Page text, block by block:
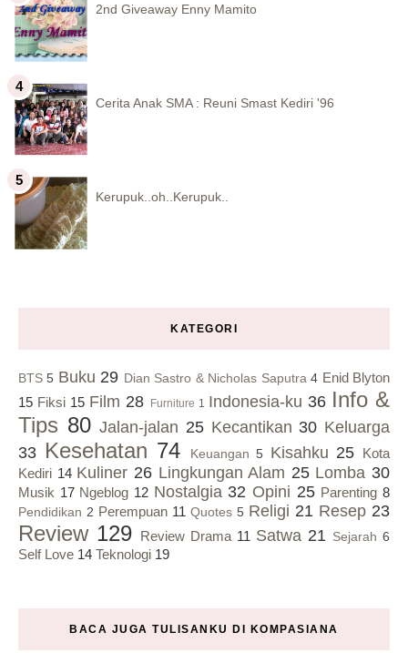
2nd Giveaway Enny Mamito
Cerita Anak SMA : Reuni Smast Kediri '96
Kerupuk..oh..Kerupuk..
KATEGORI
BTS 5 Buku 29 Dian Sastro & Nicholas Saputra 4 Enid Blyton
15 Fiksi 15 Film 28 Furniture 1 Indonesia-ku 36 Info &
Tips 80 Jalan-jalan 25 Kecantikan 30 Keluarga
33 Kesehatan 74 Keuangan 5 Kisahku 25 Kota
Kediri 14 Kuliner 26 Lingkungan Alam 25 Lomba 30
Musik 17 Ngeblog 12 Nostalgia 32 Opini 25 Parenting 8
Pendidikan 2 Perempuan 11 Quotes 5 Religi 21 Resep 23
Review 129 Review Drama 11 Satwa 21 Sejarah 6
Self Love 14 Teknologi 19
BACA JUGA TULISANKU DI KOMPASIANA